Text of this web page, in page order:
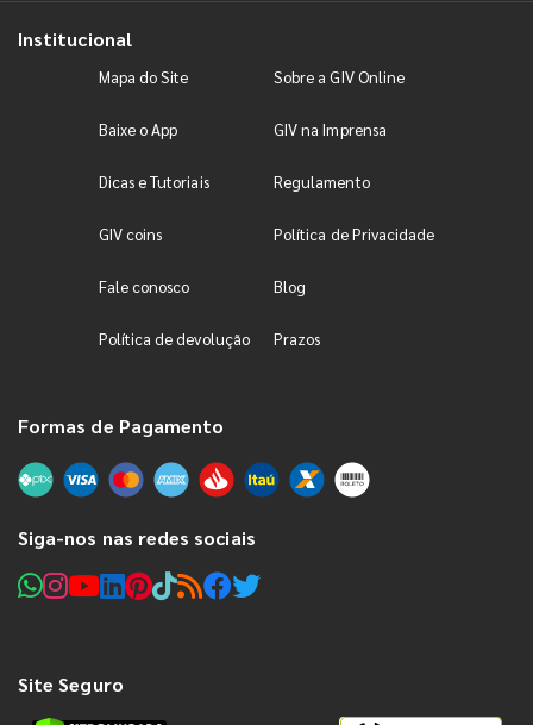
Institucional
Mapa do Site Sobre a GIV Online
Baixe o App GIV na Imprensa
Dicas e Tutoriais Regulamento
GIV coins Política de Privacidade
Fale conosco Blog
Política de devolução Prazos
Formas de Pagamento
Siga-nos nas redes sociais
Site Seguro